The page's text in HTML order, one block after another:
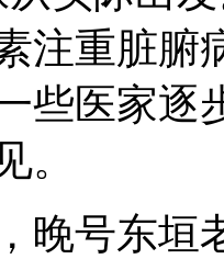
注重脏腑
些医家逐
。
晚号东垣